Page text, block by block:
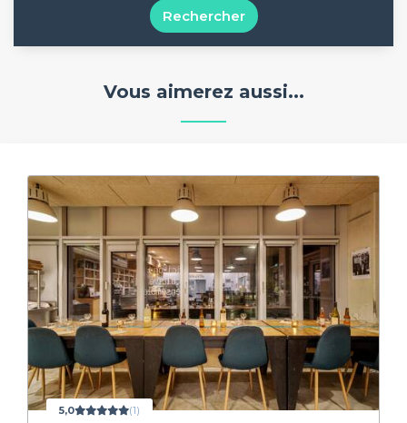
Rechercher
Vous aimerez aussi...
5,0 (1)